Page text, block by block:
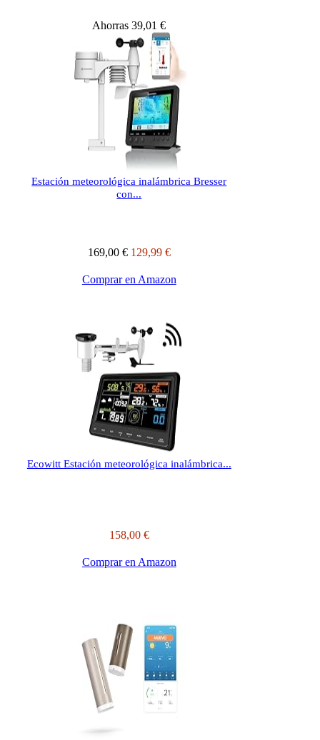
Ahorras 39,01 €
Estación meteorológica inalámbrica Bresser
con...
169,00 € 129,99 €
Comprar en Amazon
Ecowitt Estación meteorológica inalámbrica...
158,00 €
Comprar en Amazon